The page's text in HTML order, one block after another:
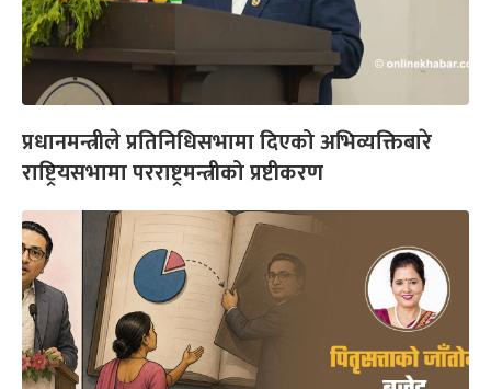
प्रधानमन्त्रीले प्रतिनिधिसभामा दिएको अभिव्यक्तिबारे
राष्ट्रियसभामा परराष्ट्रमन्त्रीको प्रष्टीकरण